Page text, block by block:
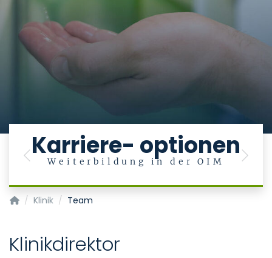
Karriere- optionen
Weiterbildung in der OIM
Previous Next
Klinik für Operative Intensivmedizin und Intermediate Care
Klinik Team
Klinikdirektor